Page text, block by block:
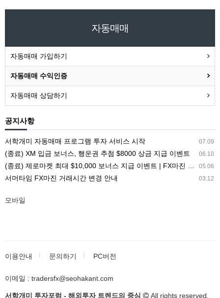
자동매매
자동매매 가입하기
자동매매 수익인증
자동매매 상담하기
공지사항
07.09
서학개미 자동매매 프로그램 투자 서비스 시작
06.10
(종료) XM 입금 보너스, 행운권 추첨 $8000 상금 지급 이벤트
05.06
(종료) 제로마켓 최대 $10,000 보너스 지급 이벤트 | FX마진 해외거래소 ZEROMARKETS
03.12
서머타임 FX마진 거래시간 변경 안내
모바일
이용안내 문의하기 PC버전
이메일 : tradersfx@seohakant.com
서학개미 투자포럼 - 해외투자 트렌드의 중심 All rights reserved.